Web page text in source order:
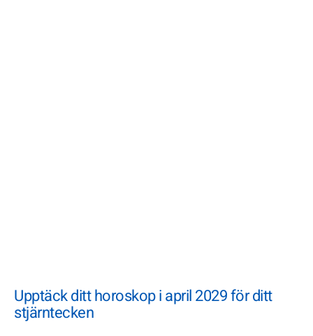
Upptäck ditt horoskop i april 2029 för ditt
stjärntecken